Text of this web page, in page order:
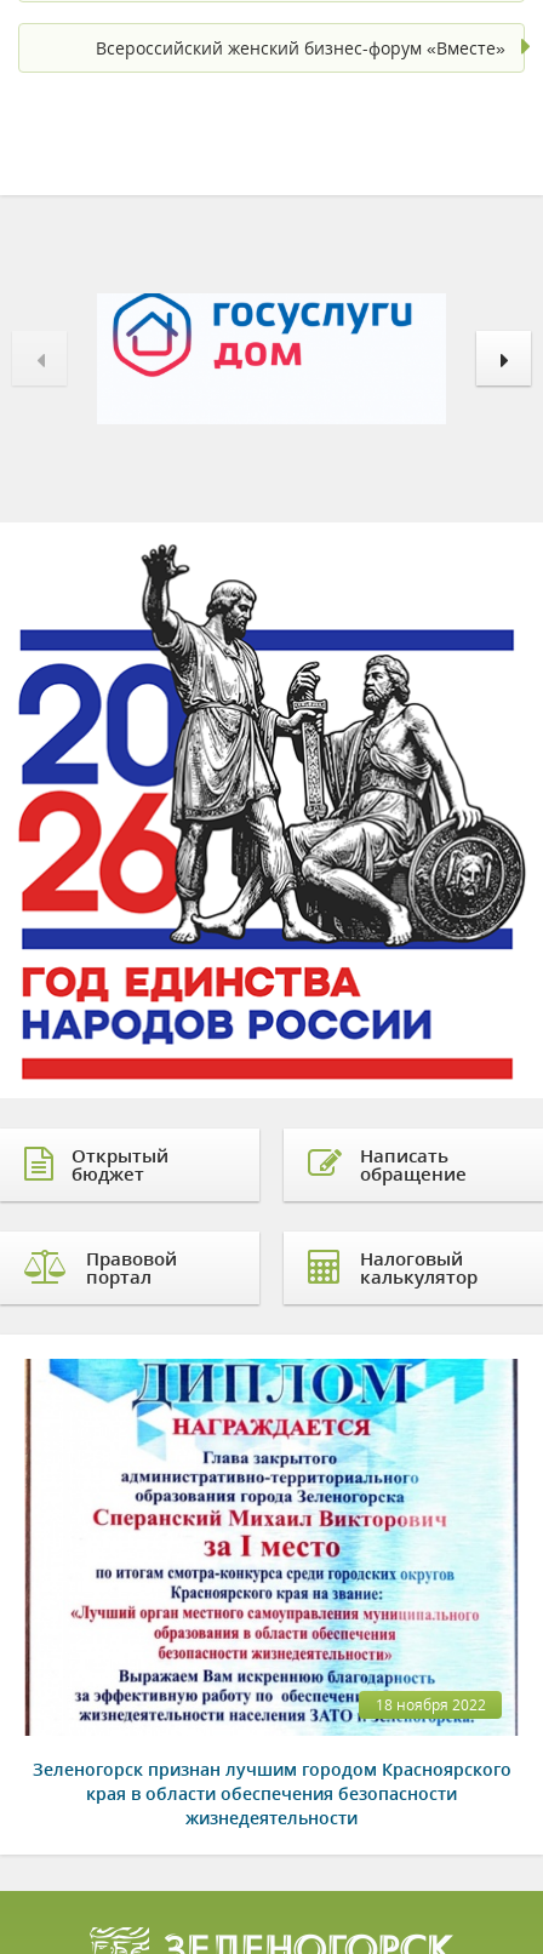
Всероссийский женский бизнес-форум «Вместе»
Открытый
бюджет
Правовой
портал
Написать
обращение
Налоговый
калькулятор
18 ноября 2022
Зеленогорск признан лучшим городом Красноярского
края в области обеспечения безопасности
жизнедеятельности